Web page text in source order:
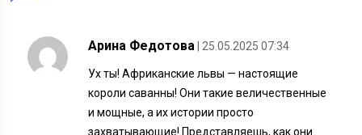
Арина Федотова | 25.05.2025 07:34
Ух ты! Африканские львы — настоящие
короли саванны! Они такие величественные
и мощные, а их истории просто
захватывающие! Представляешь, как они